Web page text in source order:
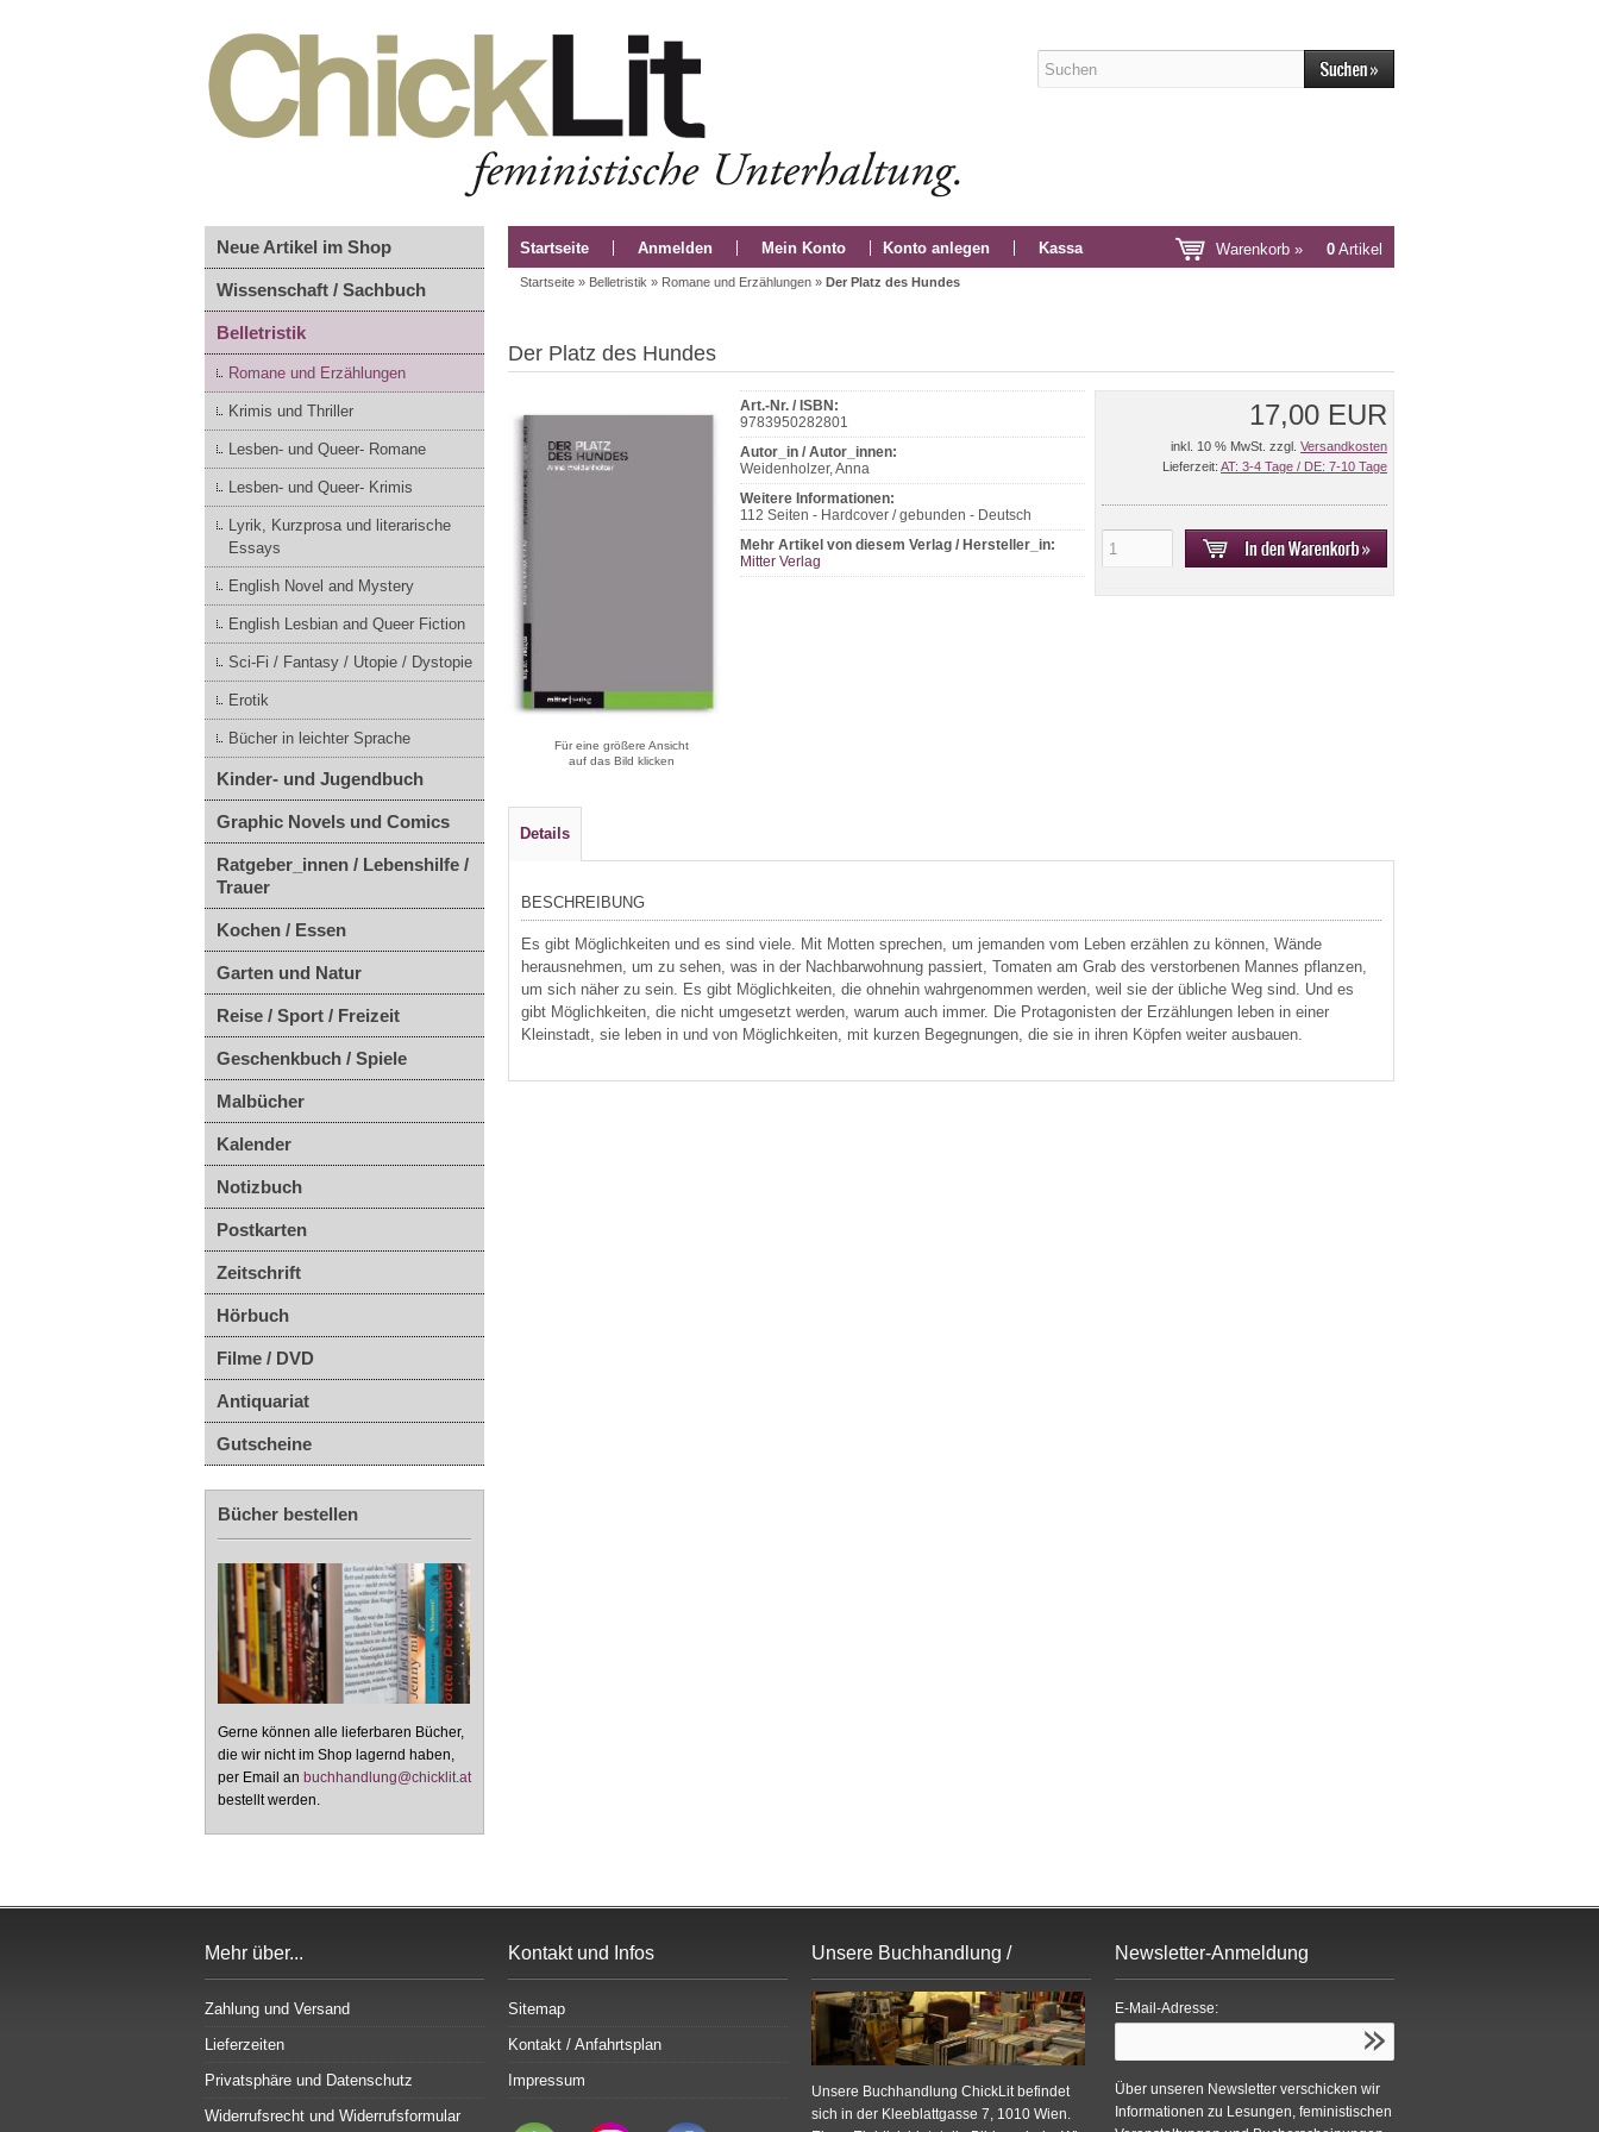
Neue Artikel im Shop
Wissenschaft / Sachbuch
Belletristik
Romane und Erzählungen
Krimis und Thriller
Lesben- und Queer- Romane
Lesben- und Queer- Krimis
Lyrik, Kurzprosa und literarische
Essays
English Novel and Mystery
English Lesbian and Queer Fiction
Sci-Fi / Fantasy / Utopie / Dystopie
Erotik
Bücher in leichter Sprache
Kinder- und Jugendbuch
Graphic Novels und Comics
Ratgeber_innen / Lebenshilfe /
Trauer
Kochen / Essen
Garten und Natur
Reise / Sport / Freizeit
Geschenkbuch / Spiele
Malbücher
Kalender
Notizbuch
Postkarten
Zeitschrift
Hörbuch
Filme / DVD
Antiquariat
Gutscheine
Bücher bestellen
Gerne können alle lieferbaren Bücher,
die wir nicht im Shop lagernd haben,
per Email an buchhandlung@chicklit.at
bestellt werden.
Startseite Anmelden Mein Konto Konto anlegen Kassa Warenkorb » 0 Artikel
Startseite » Belletristik » Romane und Erzählungen » Der Platz des Hundes
Der Platz des Hundes
Für eine größere Ansicht
auf das Bild klicken
Art.-Nr. / ISBN:
9783950282801
Autor_in / Autor_innen:
Weidenholzer, Anna
Weitere Informationen:
112 Seiten - Hardcover / gebunden - Deutsch
Mehr Artikel von diesem Verlag / Hersteller_in:
Mitter Verlag
17,00 EUR
inkl. 10 % MwSt. zzgl. Versandkosten
Lieferzeit: AT: 3-4 Tage / DE: 7-10 Tage
Details
BESCHREIBUNG
Es gibt Möglichkeiten und es sind viele. Mit Motten sprechen, um jemanden vom Leben erzählen zu können, Wände
herausnehmen, um zu sehen, was in der Nachbarwohnung passiert, Tomaten am Grab des verstorbenen Mannes pflanzen,
um sich näher zu sein. Es gibt Möglichkeiten, die ohnehin wahrgenommen werden, weil sie der übliche Weg sind. Und es
gibt Möglichkeiten, die nicht umgesetzt werden, warum auch immer. Die Protagonisten der Erzählungen leben in einer
Kleinstadt, sie leben in und von Möglichkeiten, mit kurzen Begegnungen, die sie in ihren Köpfen weiter ausbauen.
Mehr über...
Zahlung und Versand
Lieferzeiten
Privatsphäre und Datenschutz
Widerrufsrecht und Widerrufsformular
Kontakt und Infos
Sitemap
Kontakt / Anfahrtsplan
Impressum
Unsere Buchhandlung /
Bildergalerie
Unsere Buchhandlung ChickLit befindet
sich in der Kleeblattgasse 7, 1010 Wien.
Newsletter-Anmeldung
E-Mail-Adresse:
Über unseren Newsletter verschicken wir
Informationen zu Lesungen, feministischen